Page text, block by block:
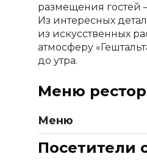
размещения
Из интересных
из искусственных
атмосферу
до утра.
Меню
Меню
Закуски на гостя
Ассорти из
Посетители